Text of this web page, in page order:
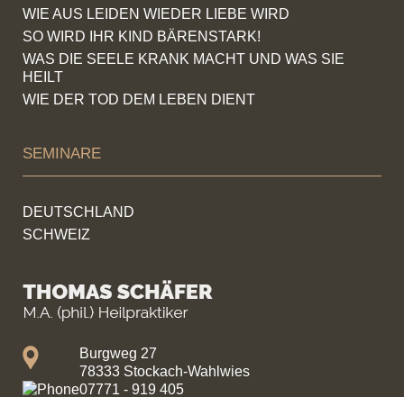
WIE AUS LEIDEN WIEDER LIEBE WIRD
SO WIRD IHR KIND BÄRENSTARK!
WAS DIE SEELE KRANK MACHT UND WAS SIE
HEILT
WIE DER TOD DEM LEBEN DIENT
SEMINARE
DEUTSCHLAND
SCHWEIZ
Burgweg 27
78333 Stockach-Wahlwies
07771 - 919 405